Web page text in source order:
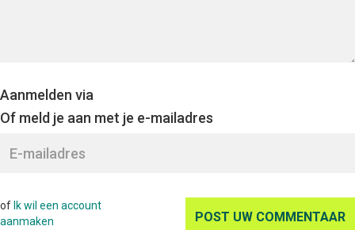
Aanmelden via
Of meld je aan met je e-mailadres
of Ik wil een account
aanmaken